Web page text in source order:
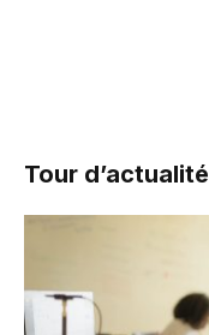
Tour d’actualité